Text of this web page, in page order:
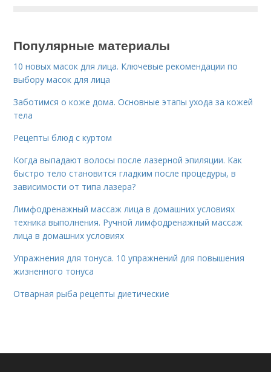
Популярные материалы
10 новых масок для лица. Ключевые рекомендации по
выбору масок для лица
Заботимся о коже дома. Основные этапы ухода за кожей
тела
Рецепты блюд с куртом
Когда выпадают волосы после лазерной эпиляции. Как
быстро тело становится гладким после процедуры, в
зависимости от типа лазера?
Лимфодренажный массаж лица в домашних условиях
техника выполнения. Ручной лимфодренажный массаж
лица в домашних условиях
Упражнения для тонуса. 10 упражнений для повышения
жизненного тонуса
Отварная рыба рецепты диетические